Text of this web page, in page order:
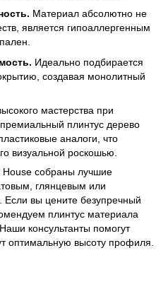
Материал абсолютно не
является гипоаллергенным
Идеально подбирается
создавая монолитный
мастерства при
плинтус дерево
аналоги, что
визуальной роскошью.
House собраны лучшие
глянцевым или
вы цените безупречный
плинтус материала
консультанты помогут
оптимальную высоту профиля.